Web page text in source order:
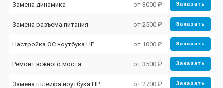
Замена динамика от 3000 ₽ Заказать
Замена разъема питания от 2500 ₽ Заказать
Настройка ОС ноутбука HP от 1800 ₽ Заказать
Ремонт южного моста от 3500 ₽ Заказать
Замена шлейфа ноутбука HP от 2700 ₽ Заказать